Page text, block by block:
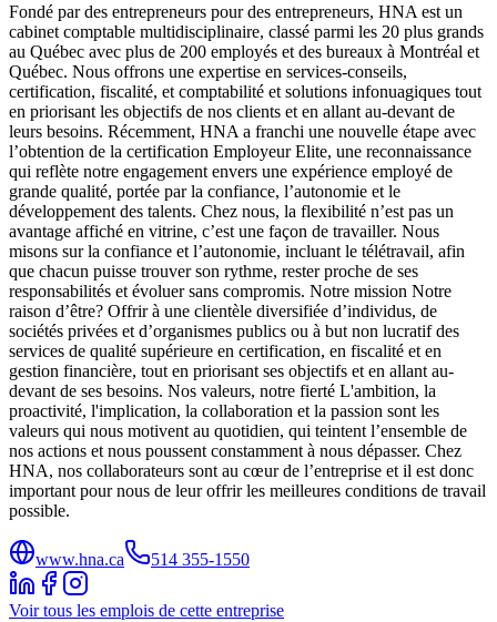
Fondé par des entrepreneurs pour des entrepreneurs, HNA est un
cabinet comptable multidisciplinaire, classé parmi les 20 plus grands
au Québec avec plus de 200 employés et des bureaux à Montréal et
Québec. Nous offrons une expertise en services-conseils,
certification, fiscalité, et comptabilité et solutions infonuagiques tout
en priorisant les objectifs de nos clients et en allant au-devant de
leurs besoins. Récemment, HNA a franchi une nouvelle étape avec
l’obtention de la certification Employeur Elite, une reconnaissance
qui reflète notre engagement envers une expérience employé de
grande qualité, portée par la confiance, l’autonomie et le
développement des talents. Chez nous, la flexibilité n’est pas un
avantage affiché en vitrine, c’est une façon de travailler. Nous
misons sur la confiance et l’autonomie, incluant le télétravail, afin
que chacun puisse trouver son rythme, rester proche de ses
responsabilités et évoluer sans compromis. Notre mission Notre
raison d’être? Offrir à une clientèle diversifiée d’individus, de
sociétés privées et d’organismes publics ou à but non lucratif des
services de qualité supérieure en certification, en fiscalité et en
gestion financière, tout en priorisant ses objectifs et en allant au-
devant de ses besoins. Nos valeurs, notre fierté L'ambition, la
proactivité, l'implication, la collaboration et la passion sont les
valeurs qui nous motivent au quotidien, qui teintent l’ensemble de
nos actions et nous poussent constamment à nous dépasser. Chez
HNA, nos collaborateurs sont au cœur de l’entreprise et il est donc
important pour nous de leur offrir les meilleures conditions de travail
possible.
www.hna.ca 514 355-1550
Voir tous les emplois de cette entreprise